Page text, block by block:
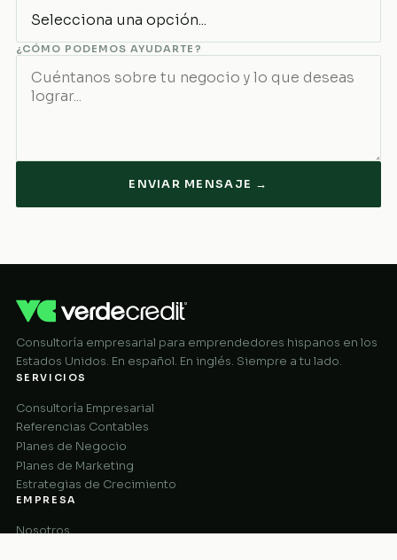
¿CÓMO PODEMOS AYUDARTE?
ENVIAR MENSAJE →
Consultoría empresarial para emprendedores hispanos en los
Estados Unidos. En español. En inglés. Siempre a tu lado.
SERVICIOS
Consultoría Empresarial
Referencias Contables
Planes de Negocio
Planes de Marketing
Estrategias de Crecimiento
EMPRESA
Nosotros